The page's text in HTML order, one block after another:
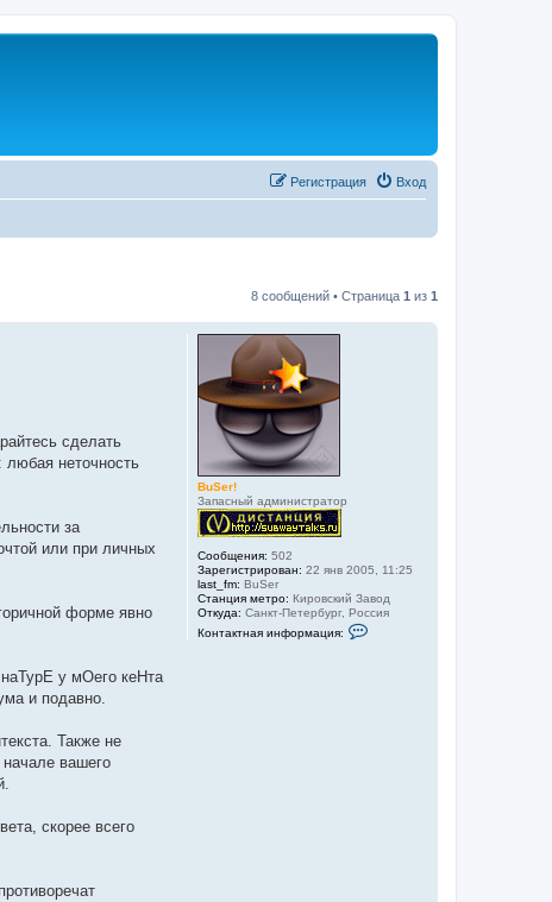
Вход
Регистрация
8 сообщений • Страница 1 из 1
BuSer!
Запасный администратор
Сообщения: 502
Зарегистрирован: 22 янв 2005, 11:25
last_fm: BuSer
Станция метро: Кировский Завод
Откуда: Санкт-Петербург, Россия
Контактная информация:
сделать
неточность
за
или при личных
форме явно
у мОего кеНта
и подавно.
Также не
вашего
скорее всего